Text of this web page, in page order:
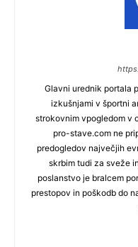
Glavni urednik portala
izkušnjami v športni
strokovnim vpogledom v
pro-stave.com ne
predogledov največjih
skrbim tudi za sveže
poslanstvo je bralcem
prestopov in poškodb do